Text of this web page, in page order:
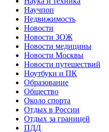
Научпоп
Недвижимость
Новости
Новости ЗОЖ
Новости медицины
Новости Москвы
Новости путешествий
Ноутбуки и ПК
Образование
Общество
Около спорта
Отдых в России
Отдых за границей
ПДД